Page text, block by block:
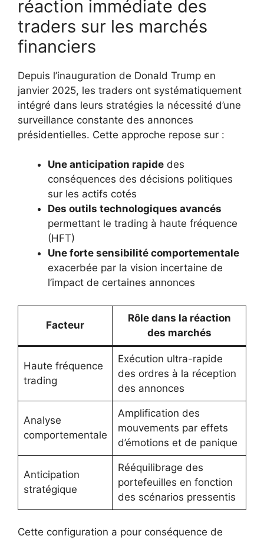
réaction immédiate des
traders sur les marchés
financiers
Depuis l’inauguration de Donald Trump en
janvier 2025, les traders ont systématiquement
intégré dans leurs stratégies la nécessité d’une
surveillance constante des annonces
présidentielles. Cette approche repose sur :
Une anticipation rapide des
conséquences des décisions politiques
sur les actifs cotés
Des outils technologiques avancés
permettant le trading à haute fréquence
(HFT)
Une forte sensibilité comportementale
exacerbée par la vision incertaine de
l’impact de certaines annonces
Facteur
Rôle dans la réaction
des marchés
Haute fréquence
trading
Exécution ultra-rapide
des ordres à la réception
des annonces
Analyse
comportementale
Amplification des
mouvements par effets
d’émotions et de panique
Anticipation
stratégique
Rééquilibrage des
portefeuilles en fonction
des scénarios pressentis
Cette configuration a pour conséquence de